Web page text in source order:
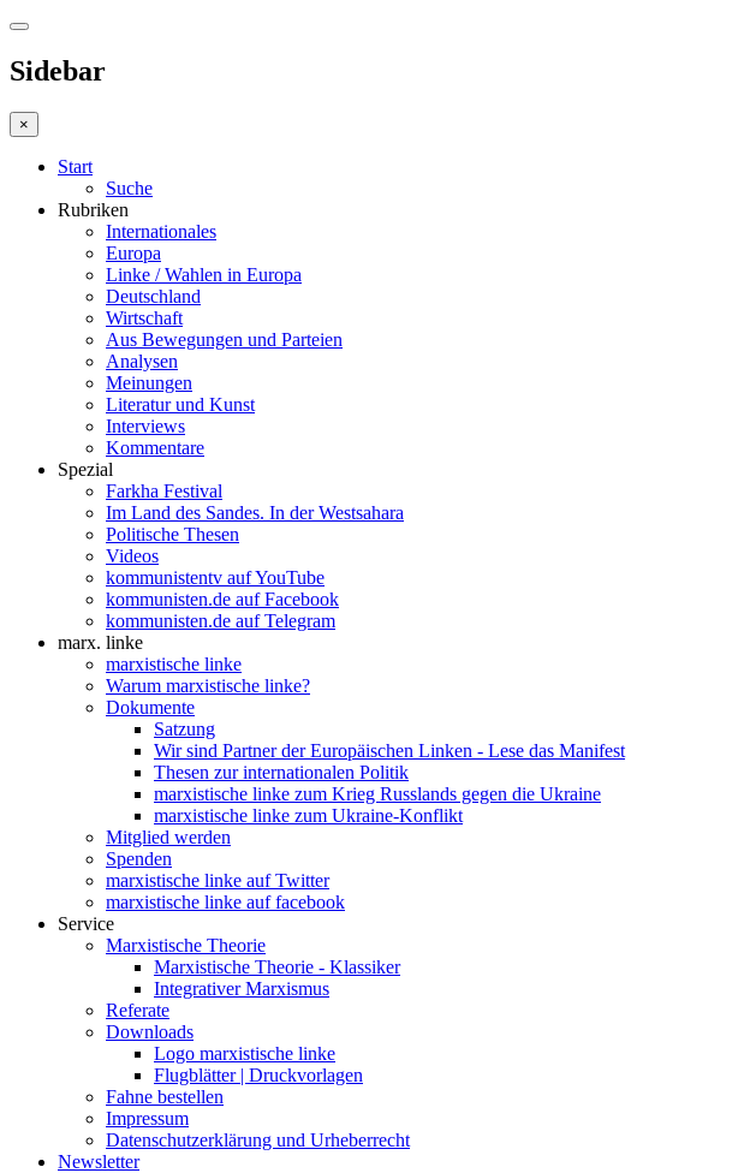
Sidebar
×
Start
Suche
Rubriken
Internationales
Europa
Linke / Wahlen in Europa
Deutschland
Wirtschaft
Aus Bewegungen und Parteien
Analysen
Meinungen
Literatur und Kunst
Interviews
Kommentare
Spezial
Farkha Festival
Im Land des Sandes. In der Westsahara
Politische Thesen
Videos
kommunistentv auf YouTube
kommunisten.de auf Facebook
kommunisten.de auf Telegram
marx. linke
marxistische linke
Warum marxistische linke?
Dokumente
Satzung
Wir sind Partner der Europäischen Linken - Lese das Manifest
Thesen zur internationalen Politik
marxistische linke zum Krieg Russlands gegen die Ukraine
marxistische linke zum Ukraine-Konflikt
Mitglied werden
Spenden
marxistische linke auf Twitter
marxistische linke auf facebook
Service
Marxistische Theorie
Marxistische Theorie - Klassiker
Integrativer Marxismus
Referate
Downloads
Logo marxistische linke
Flugblätter | Druckvorlagen
Fahne bestellen
Impressum
Datenschutzerklärung und Urheberrecht
Newsletter